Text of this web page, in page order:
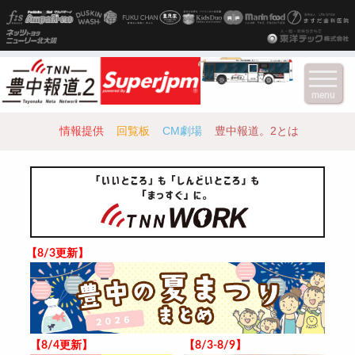
情報提供 回覧板 CM劇場 豊中報道。2とは
【8/3更新】
【8/4更新】 【8/3-8/9】
menu